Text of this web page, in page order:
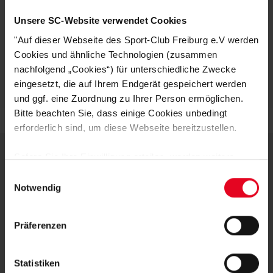
Unsere SC-Website verwendet Cookies
"Auf dieser Webseite des Sport-Club Freiburg e.V werden
Cookies und ähnliche Technologien (zusammen
nachfolgend „Cookies“) für unterschiedliche Zwecke
eingesetzt, die auf Ihrem Endgerät gespeichert werden
und ggf. eine Zuordnung zu Ihrer Person ermöglichen.
Bitte beachten Sie, dass einige Cookies unbedingt
erforderlich sind, um diese Webseite bereitzustellen.
Sofern Sie Ihre Einwilligung erteilen, werden weitere
Daten von Ihnen (z.B. persönlichen Identifikatoren oder
IP-Adressen) verarbeitet werden. Durch Klicken auf den
Speicherung aller aufgeführten Cookies und der
Daten für die unten jeweils angegebene Zwecke gem. §
Notwendig
Präferenzen
Statistiken
KUNDENBEWERTUNGEN (0)
Artikelnummer: NST224
Logistiknummer: EM001207-001
DEINE VORTEILE IN UNSEREM